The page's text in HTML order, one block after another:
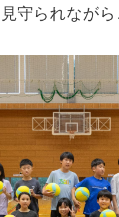
守られなが